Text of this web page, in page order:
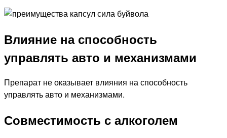
Влияние на способность
управлять авто и механизмами
Препарат не оказывает влияния на способность
управлять авто и механизмами.
Совместимость с алкоголем